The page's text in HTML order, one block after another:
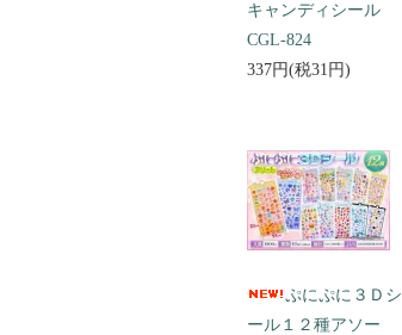
キャンディシール
CGL-824
337円(税31円)
ぷにぷに３Ｄシ
ール１２種アソー